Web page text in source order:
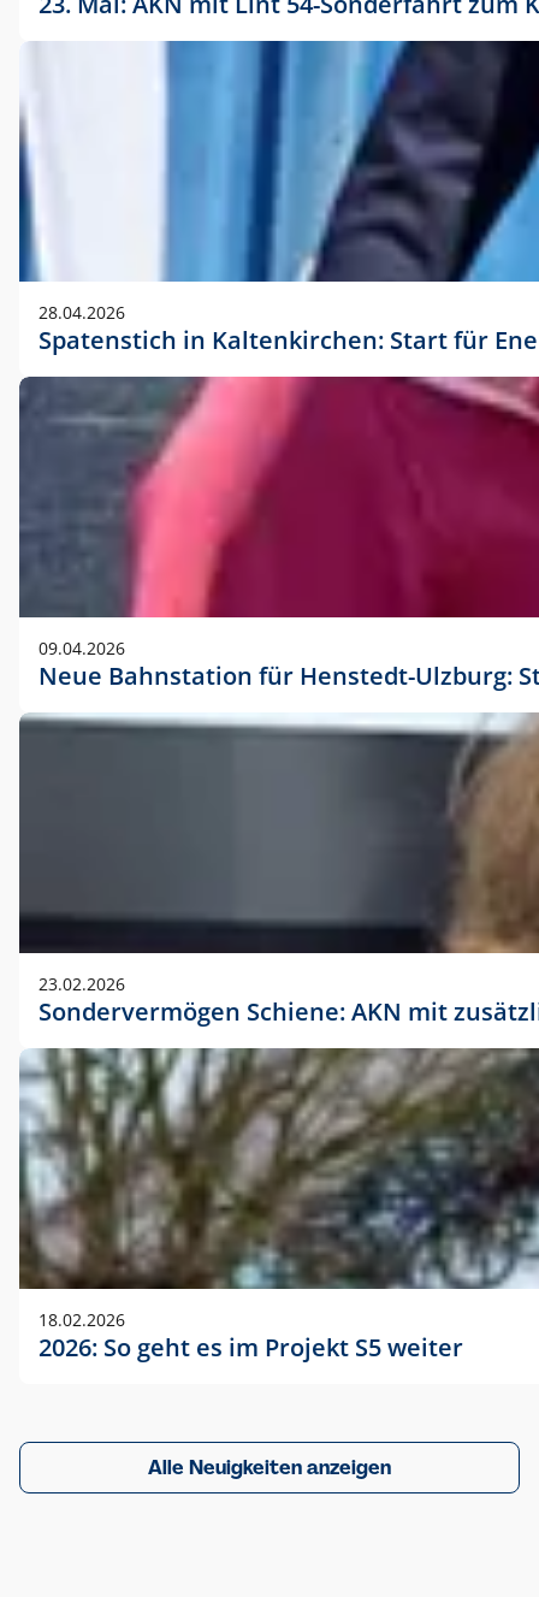
28.04.2026
Spatenstich in Kaltenkirchen: Start für
09.04.2026
Neue Bahnstation für Henstedt-Ulzburg:
23.02.2026
Sondervermögen Schiene: AKN mit
18.02.2026
2026: So geht es im Projekt S5 weiter
Alle Neuigkeiten anzeigen